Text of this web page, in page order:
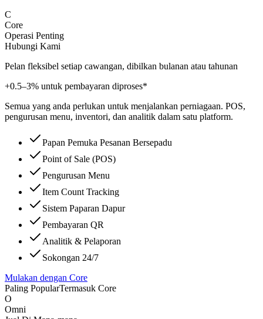
C
Core
Operasi Penting
Hubungi Kami
Pelan fleksibel setiap cawangan, dibilkan bulanan atau tahunan
+0.5–3% untuk pembayaran diproses*
Semua yang anda perlukan untuk menjalankan perniagaan. POS,
pengurusan menu, inventori, dan analitik dalam satu platform.
Papan Pemuka Pesanan Bersepadu
Point of Sale (POS)
Pengurusan Menu
Item Count Tracking
Sistem Paparan Dapur
Pembayaran QR
Analitik & Pelaporan
Sokongan 24/7
Mulakan dengan Core
Paling PopularTermasuk Core
O
Omni